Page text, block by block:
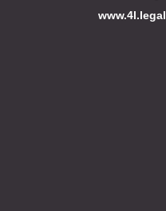
www.4l.legal